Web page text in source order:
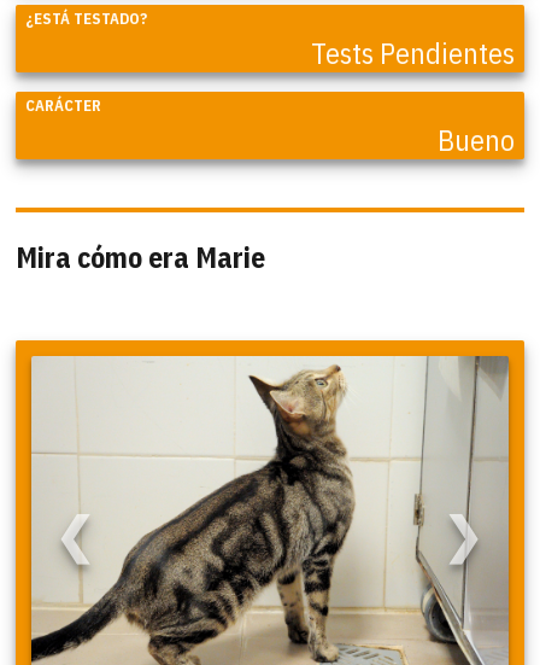
¿ESTÁ TESTADO?
Tests Pendientes
CARÁCTER
Bueno
Mira cómo era Marie
❮ ❯